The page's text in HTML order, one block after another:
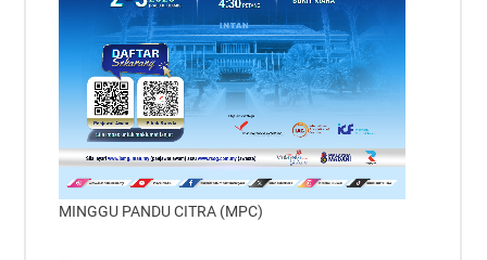
MINGGU PANDU CITRA (MPC)